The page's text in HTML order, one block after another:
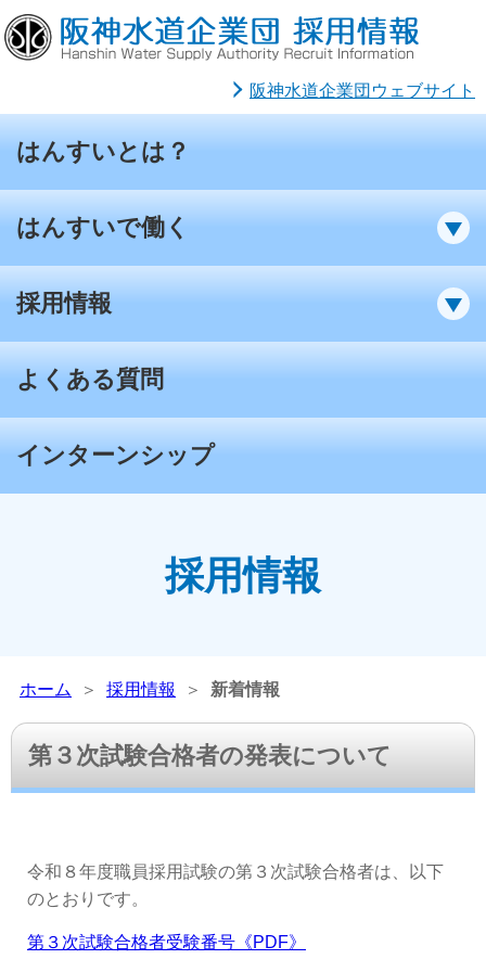
阪神水道企業団ウェブサイト
はんすいとは？
はんすいで働く
採用情報
よくある質問
インターンシップ
採用情報
ホーム ＞ 採用情報 ＞ 新着情報
第３次試験合格者の発表について
令和８年度職員採用試験の第３次試験合格者は、以下
のとおりです。
第３次試験合格者受験番号《PDF》